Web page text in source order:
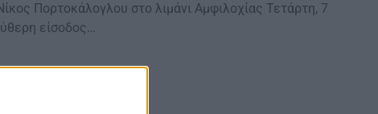
Πορτοκάλογλου στο λιμάνι Αμφιλοχίας Τετάρτη, 7
είσοδος…